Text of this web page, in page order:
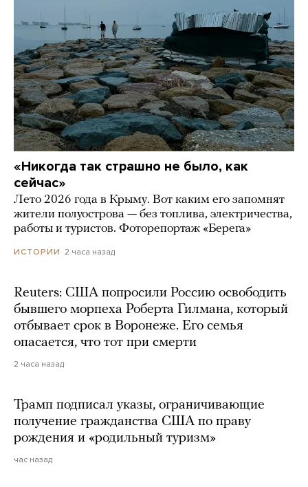
«Никогда так страшно не было, как
сейчас»
Лето 2026 года в Крыму. Вот каким его запомнят
жители полуострова — без топлива, электричества,
работы и туристов. Фоторепортаж «Берега»
ИСТОРИИ 2 часа назад
Reuters: США попросили Россию освободить
бывшего морпеха Роберта Гилмана, который
отбывает срок в Воронеже. Его семья
опасается, что тот при смерти
2 часа назад
Трамп подписал указы, ограничивающие
получение гражданства США по праву
рождения и «родильный туризм»
час назад